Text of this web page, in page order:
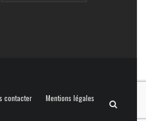
contacter Mentions légales